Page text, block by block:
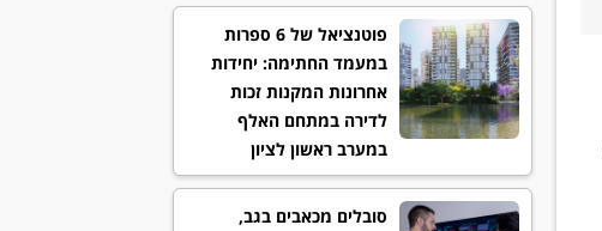
פוטנציאל של 6 ספרות
במעמד החתימה: יחידות
אחרונות המקנות זכות
לדירה במתחם האלף
במערב ראשון לציון
סובלים מכאבים בגב,